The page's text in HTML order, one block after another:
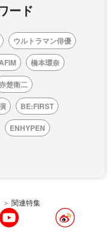
ード
ウルトラマン俳優
橋本環奈
楚衛二
BE:FIRST
ENHYPEN
関連特集